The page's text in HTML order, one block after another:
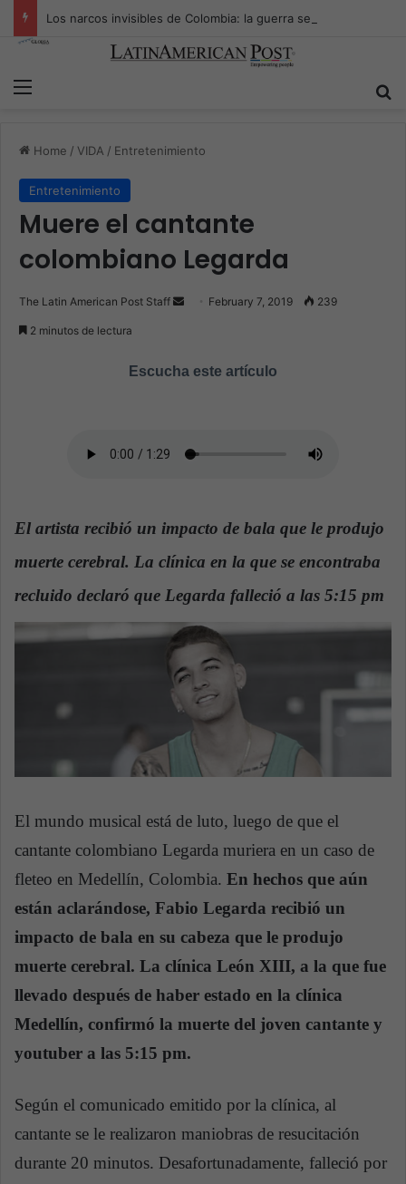
Home / VIDA / Entretenimiento
Entretenimiento
Muere el cantante
colombiano Legarda
The Latin American Post Staff
d
m
February 7, 2019 239
2 minutos de lectura
Escucha este artículo
El artista recibió un impacto de bala que le produjo
muerte cerebral. La clínica en la que se encontraba
recluido declaró que Legarda falleció a las 5:15 pm
El mundo musical está de luto, luego de que el
cantante colombiano Legarda muriera en un caso de
fleteo en Medellín, Colombia. En hechos que aún
están aclarándose, Fabio Legarda recibió un
impacto de bala en su cabeza que le produjo
muerte cerebral. La clínica León XIII, a la que fue
llevado después de haber estado en la clínica
Medellín, confirmó la muerte del joven cantante y
youtuber a las 5:15 pm.
Según el comunicado emitido por la clínica, al
cantante se le realizaron maniobras de resucitación
durante 20 minutos. Desafortunadamente, falleció por